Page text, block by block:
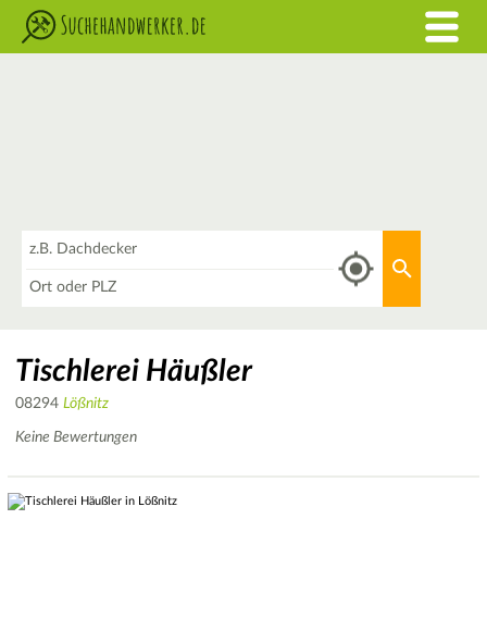
Tischlerei Häußler
08294 Lößnitz
Keine Bewertungen